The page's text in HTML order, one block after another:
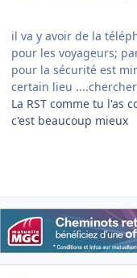
il va y avoir de la
pour les voyageurs;
pour la sécurité est
certain lieu
La RST comme tu l'as
c'est beaucoup mieux